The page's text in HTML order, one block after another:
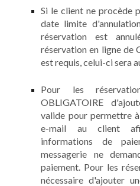
Si le client ne procède
date limite
réservation est
réservation en ligne de
est requis, celui-ci sera
Pour les
OBLIGATOIRE
valide pour permettre
e-mail au client
informations de
messagerie ne
paiement. Pour les
nécessaire d'ajouter